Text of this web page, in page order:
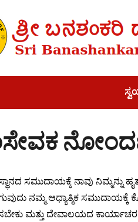
ಸಮುದಾಯಕ್ಕೆ ನಾವು ನಿಮ್ಮನ್ನು
ನಮ್ಮ ಆಧ್ಯಾತ್ಮಿಕ
ಮತ್ತು ದೇವಾಲಯದ